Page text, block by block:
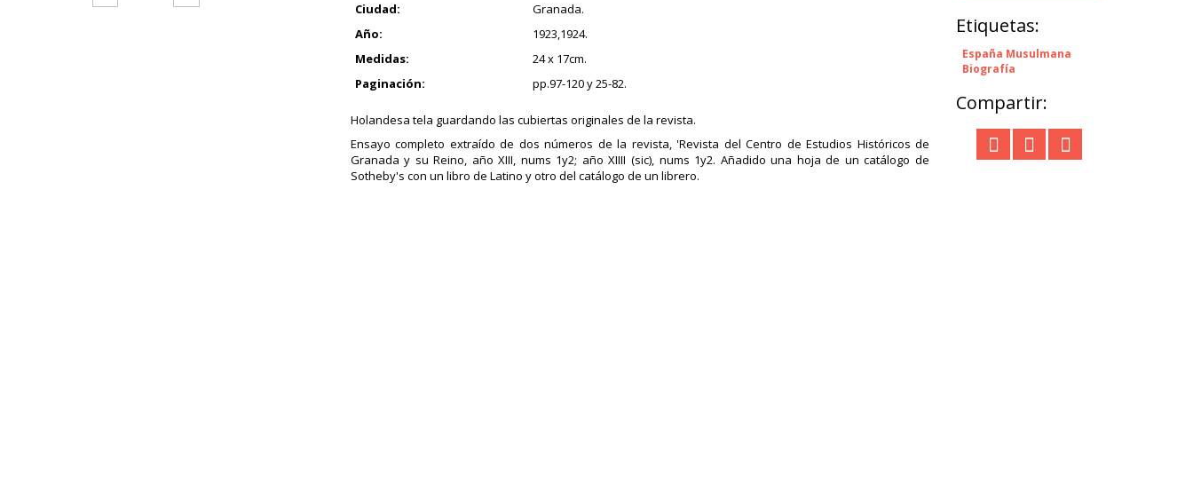
Ciudad:
Granada.
Año:
1923,1924.
Medidas:
24 x 17cm.
Paginación:
pp.97-120 y 25-82.
Holandesa tela guardando las cubiertas originales de la revista.
Ensayo completo extraído de dos números de la revista, 'Revista del Centro de Estudios Históricos de
Granada y su Reino, año XIII, nums 1y2; año XIIII (sic), nums 1y2. Añadido una hoja de un catálogo de
Sotheby's con un libro de Latino y otro del catálogo de un librero.
Etiquetas:
España Musulmana
Biografía
Compartir: